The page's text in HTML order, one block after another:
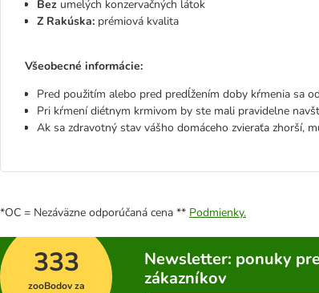
Bez umelých konzervačných látok
Z Rakúska: prémiová kvalita
Všeobecné informácie:
Pred použitím alebo pred predĺžením doby kŕmenia sa
Pri kŕmení diétnym krmivom by ste mali pravidelne
Ak sa zdravotný stav vášho domáceho zvieraťa zhorší,
*OC = Nezáväzne odporúčaná cena ** Podmienky.
333
zooBodov za
Newsletter: ponuky
zákazníkov